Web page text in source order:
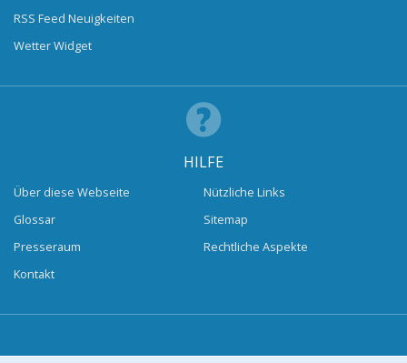
RSS Feed Neuigkeiten
Wetter Widget
HILFE
Über diese Webseite
Glossar
Presseraum
Kontakt
Nützliche Links
Sitemap
Rechtliche Aspekte